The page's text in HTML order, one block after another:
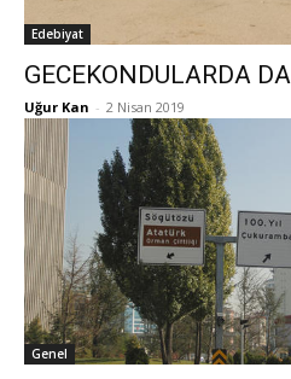
Edebiyat
GECEKONDULARDA
Uğur Kan - 2 Nisan 2019
Genel